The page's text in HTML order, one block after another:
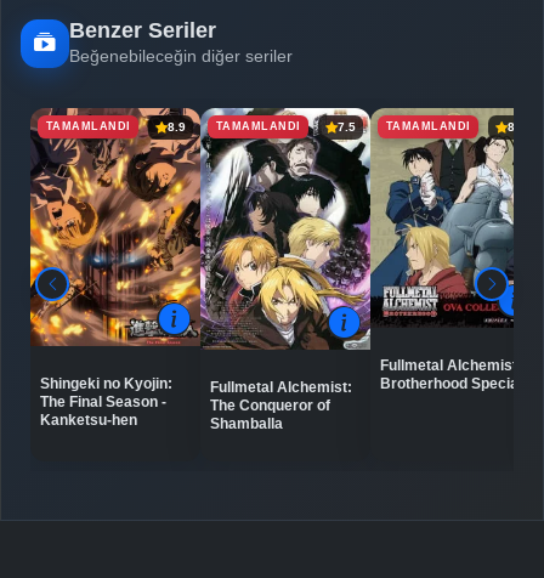
Benzer Seriler
Beğenebileceğin diğer seriler
TAMAMLANDI 8.9
Shingeki no Kyojin:
The Final Season -
Kanketsu-hen
TAMAMLANDI 7.5
Fullmetal Alchemist:
The Conqueror of
Shamballa
TAMAMLANDI 8.0
Fullmetal Alchemist:
Brotherhood Specials